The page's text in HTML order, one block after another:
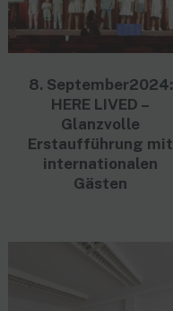
8. September2024:
HERE LIVED –
Glanzvolle
Erstaufführung mit
internationalen
Gästen